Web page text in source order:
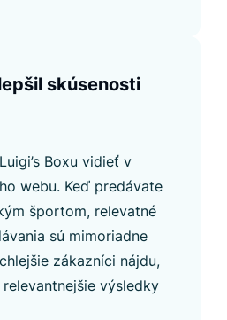
skúsenosti
Boxu vidieť v
webu. Keď predávate
športom, relevatné
sú mimoriadne
zákazníci nájdu,
výsledky